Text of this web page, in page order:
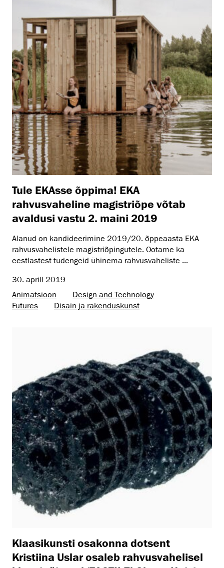
Tule EKAsse õppima! EKA
rahvusvaheline magistriõpe võtab
avaldusi vastu 2. maini 2019
Alanud on kandideerimine 2019/20. õppeaasta EKA
rahvusvahelistele magistriõpingutele. Ootame ka
eestlastest tudengeid ühinema rahvusvaheliste ...
30. aprill 2019
Animatsioon
Design and Technology
Futures
Disain ja rakenduskunst
Klaasikunsti osakonna dotsent
Kristiina Uslar osaleb rahvusvahelisel